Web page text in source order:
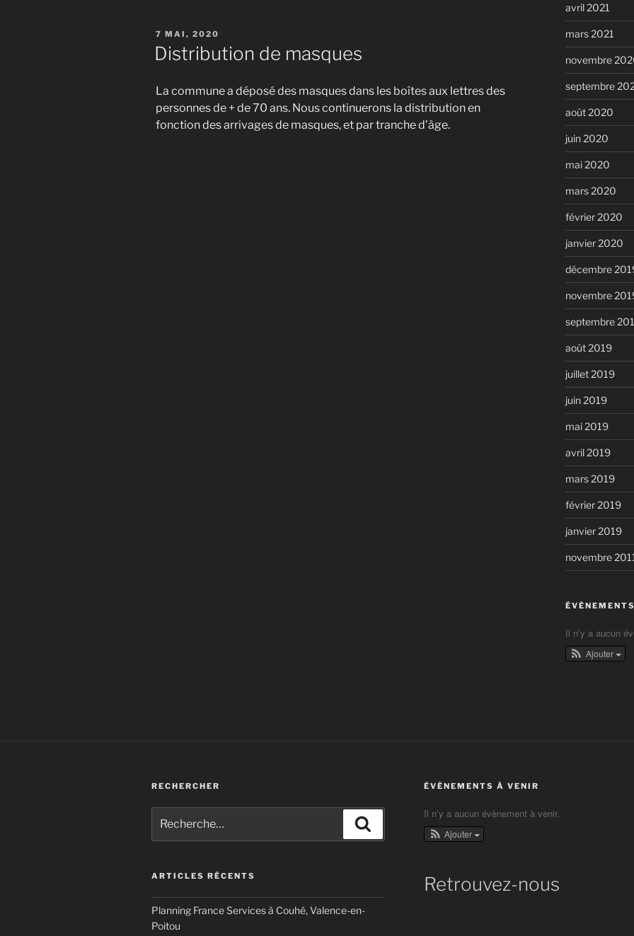
PUBLIÉ
LE
7 MAI, 2020
Distribution de masques
La commune a déposé des masques dans les boîtes aux lettres des
personnes de + de 70 ans. Nous continuerons la distribution en
fonction des arrivages de masques, et par tranche d’âge.
avril 2021
mars 2021
novembre
septembre
août 2020
juin 2020
mai 2020
mars 2020
février 2020
janvier 2020
décembre
novembre
septembre
août 2019
juillet 2019
juin 2019
mai 2019
avril 2019
mars 2019
février 2019
janvier 2019
novembre
Il n’y a aucun
Ajouter
RECHERCHER
pour
:
ARTICLES RÉCENTS
Planning France Services à Couhé, Valence-en-
Poitou
ÉVÈNEMENTS À VENIR
Il n’y a aucun évènement à venir.
Ajouter
Retrouvez-nous